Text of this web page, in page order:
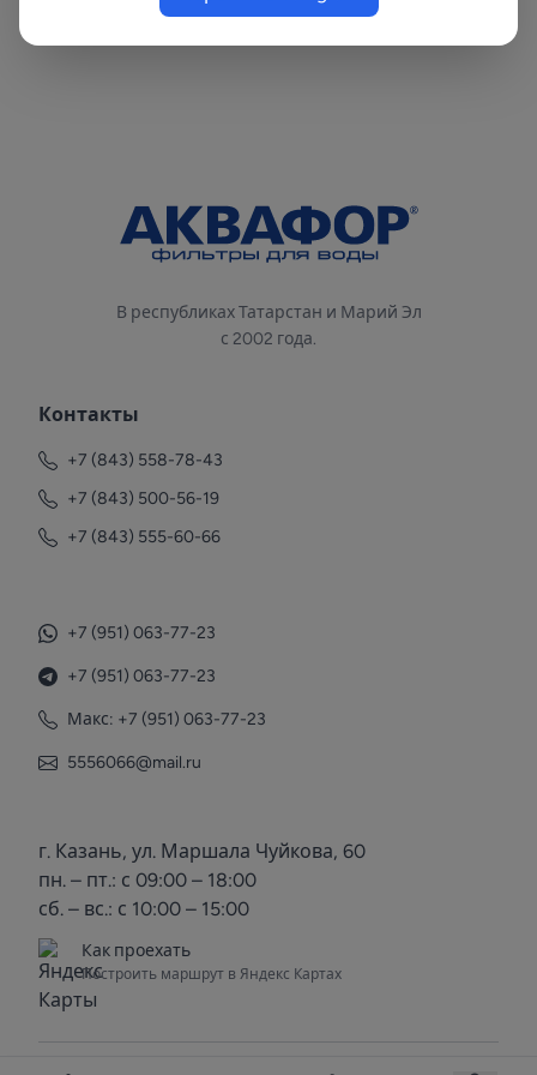
обратноосмотическая мембрана 800 галлон
В республиках Татарстан и Марий Эл
с 2002 года.
Контакты
+7 (843) 558-78-43
+7 (843) 500-56-19
+7 (843) 555-60-66
+7 (951) 063-77-23
+7 (951) 063-77-23
Макс: +7 (951) 063-77-23
5556066@mail.ru
г. Казань, ул. Маршала Чуйкова, 60
пн. – пт.: с 09:00 – 18:00
сб. – вс.: с 10:00 – 15:00
Как проехать
Построить маршрут в Яндекс Картах